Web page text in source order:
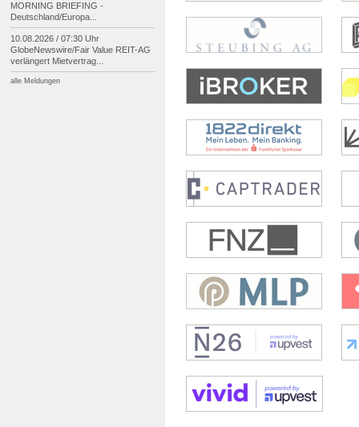
MORNING BRIEFING -
Deutschland/Europa...
10.08.2026 / 07:30 Uhr
GlobeNewswire/Fair Value REIT-AG
verlängert Mietvertrag...
alle Meldungen